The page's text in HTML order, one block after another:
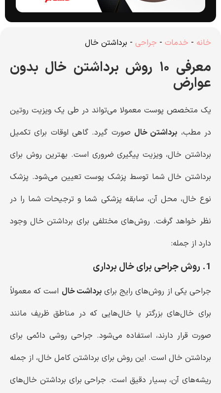
خانه - خدمات - جراحی - برداشتن خال
معرفی ۱۰ روش برداشتن خال بدون
عوارض
یک متخصص پوست معمولا می‌تواند در طی یک ویزیت روتین
در مطب، برداشتن خال صورت گیرد. گاهی اوقات برای تکمیل
برداشتن خال، ویزیت پیگیری ضروری است. بهترین روش برای
برداشتن خال شما توسط پزشک پوست تعیین می‌شود. پزشک
نوع خال، محل آن، سابقه پزشکی شما و ترجیحات شما را در
نظر خواهد گرفت. روش‌های مختلفی برای برداشتن خال وجود
دارد از جمله:
1. روش جراحی برای خال برداری
جراحی یکی از روش‌های رایج برایبرداشت خال است که معمولاً
برای خال‌های بزرگتر یا خال‌هایی که در مناطق ظریف مانند
صورت قرار دارند، استفاده می‌شود. جراحی روشی دائمی برای
برداشتن خال است. این روش برای برداشتن کامل خال، از جمله
ریشه‌های آن، بسیار دقیق است. جراحی برای برداشتن خال‌های